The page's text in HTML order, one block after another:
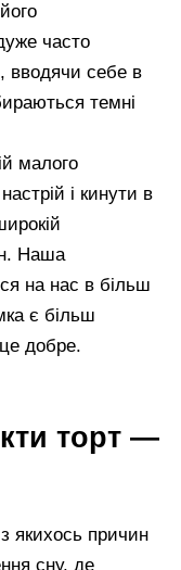
часто
вводячи себе в
темні
малого
і кинути в
Наша
на нас в більш
є більш
добре.
торт —
якихось причин
сну, де